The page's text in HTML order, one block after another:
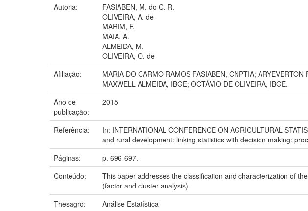
Autoria:
FASIABEN, M. do C. R.
OLIVEIRA, A. de
MARIM, F.
MAIA, A.
ALMEIDA, M.
OLIVEIRA, O. de
Afiliação:
MARIA DO CARMO RAMOS FASIABEN, CNPTIA;
MAXWELL ALMEIDA, IBGE; OCTÁVIO DE OLIVEIRA, IBGE.
Ano de
publicação:
2015
Referência:
In: INTERNATIONAL CONFERENCE ON AGRICULTURAL
and rural development: linking statistics with decision making:
Páginas:
p. 696-697.
Conteúdo:
This paper addresses the classification and characterization of
(factor and cluster analysis).
Thesagro:
Análise Estatística